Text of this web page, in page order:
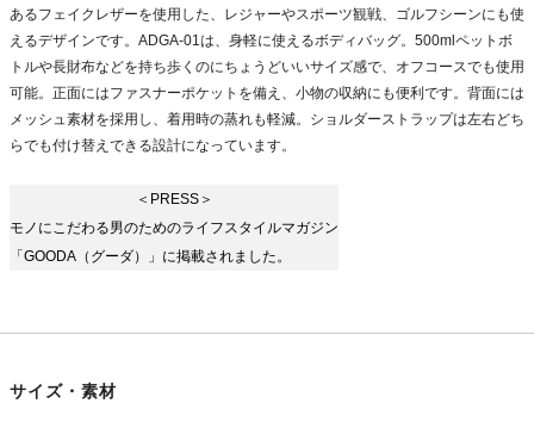
あるフェイクレザーを使用した、レジャーやスポーツ観戦、ゴルフシーンにも使
えるデザインです。ADGA-01は、身軽に使えるボディバッグ。500mlペットボ
トルや長財布などを持ち歩くのにちょうどいいサイズ感で、オフコースでも使用
可能。正面にはファスナーポケットを備え、小物の収納にも便利です。背面には
メッシュ素材を採用し、着用時の蒸れも軽減。ショルダーストラップは左右どち
らでも付け替えできる設計になっています。
＜PRESS＞
モノにこだわる男のためのライフスタイルマガジン
「GOODA（グーダ）」に掲載されました。
サイズ・素材